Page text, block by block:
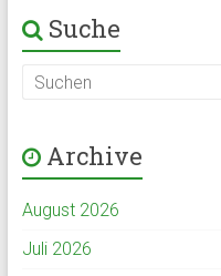
Suche
Archive
August 2026
Juli 2026